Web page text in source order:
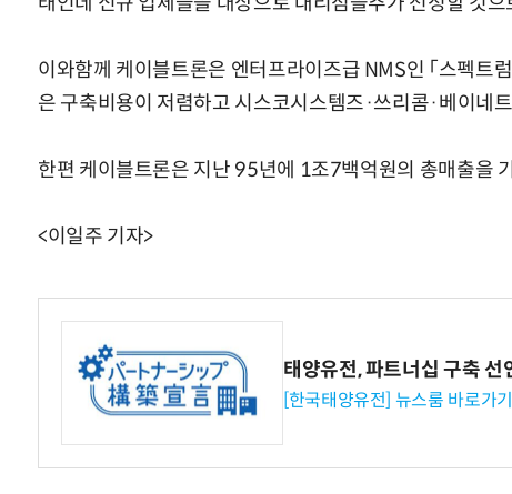
이와함께 케이블트론은 엔터프라이즈급 NMS인 「스펙트
은 구축비용이 저렴하고 시스코시스템즈·쓰리콤·베이네
한편 케이블트론은 지난 95년에 1조7백억원의 총매출을
<이일주 기자>
태양유전, 파트너십 구축
[한국태양유전] 뉴스룸 바로가